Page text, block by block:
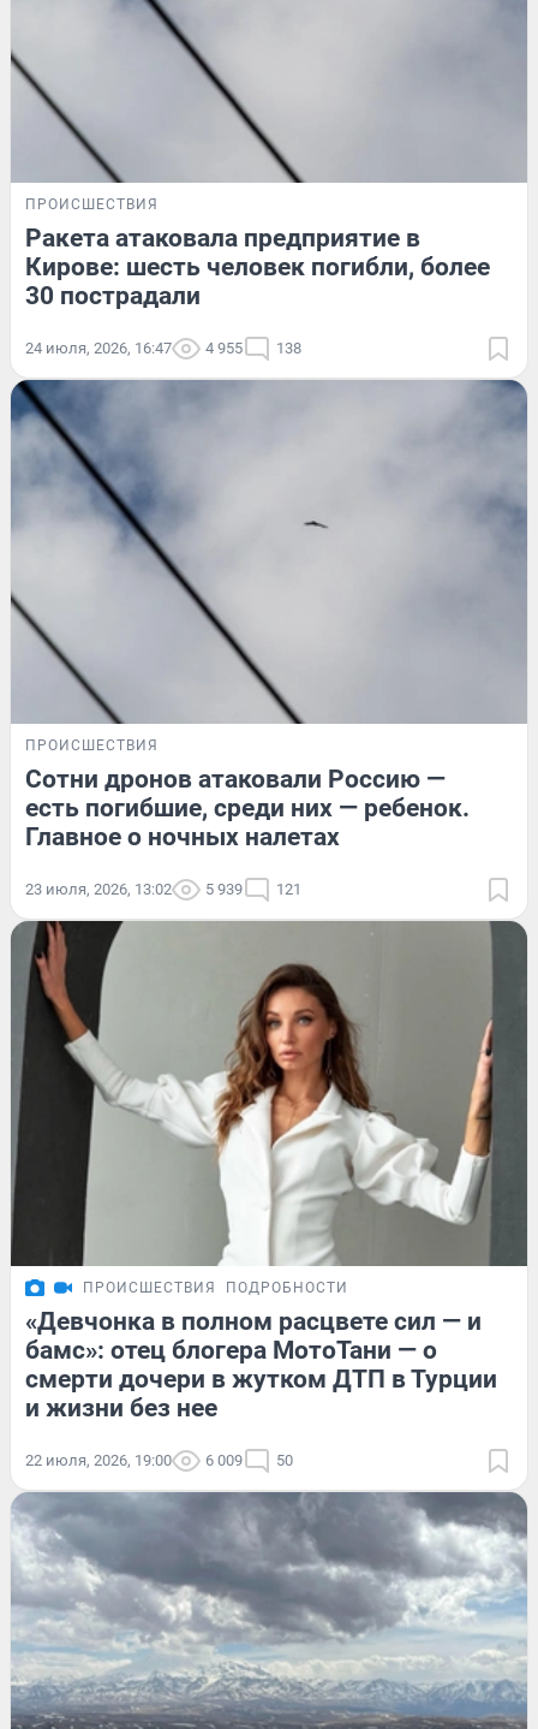
ПРОИСШЕСТВИЯ
Ракета атаковала предприятие в
Кирове: шесть человек погибли, более
30 пострадали
24 июля, 2026, 16:47 4 955 138
ПРОИСШЕСТВИЯ
Сотни дронов атаковали Россию —
есть погибшие, среди них — ребенок.
Главное о ночных налетах
23 июля, 2026, 13:02 5 939 121
ПРОИСШЕСТВИЯ ПОДРОБНОСТИ
«Девчонка в полном расцвете сил — и
бамс»: отец блогера МотоТани — о
смерти дочери в жутком ДТП в Турции
и жизни без нее
22 июля, 2026, 19:00 6 009 50